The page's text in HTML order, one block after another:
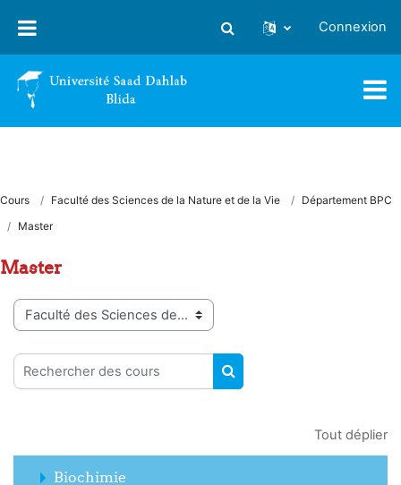
Activer/désactiver la saisie
Connexion
Cours Faculté des Sciences de la Nature et de la Vie
Département BPC
Master
Master
Catégories de cours
Rechercher des cours
RECHERCHER DES
Tout déplier
Biochimie